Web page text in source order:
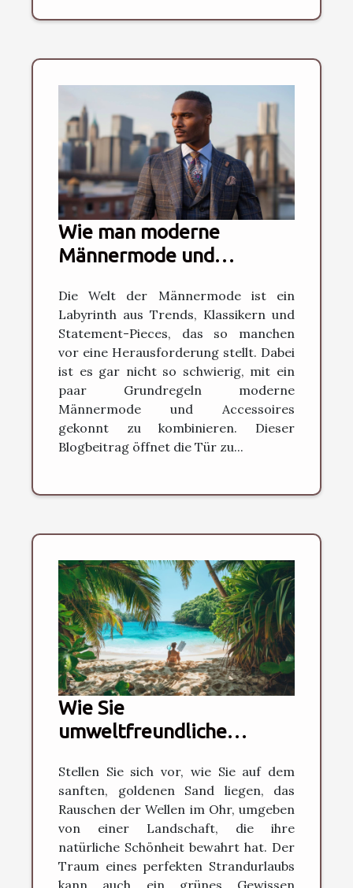
Wie man moderne
Männermode und
kombiniert
Die Welt der Männermode ist ein
Labyrinth aus Trends, Klassikern und
Statement-Pieces, das so manchen
vor eine Herausforderung stellt. Dabei
ist es gar nicht so schwierig, mit ein
paar Grundregeln moderne
Männermode und Accessoires
gekonnt zu kombinieren. Dieser
Blogbeitrag öffnet die Tür zu...
Wie Sie
umweltfreundliche
auswählen
Stellen Sie sich vor, wie Sie auf dem
sanften, goldenen Sand liegen, das
Rauschen der Wellen im Ohr, umgeben
von einer Landschaft, die ihre
natürliche Schönheit bewahrt hat. Der
Traum eines perfekten Strandurlaubs
kann auch ein grünes Gewissen